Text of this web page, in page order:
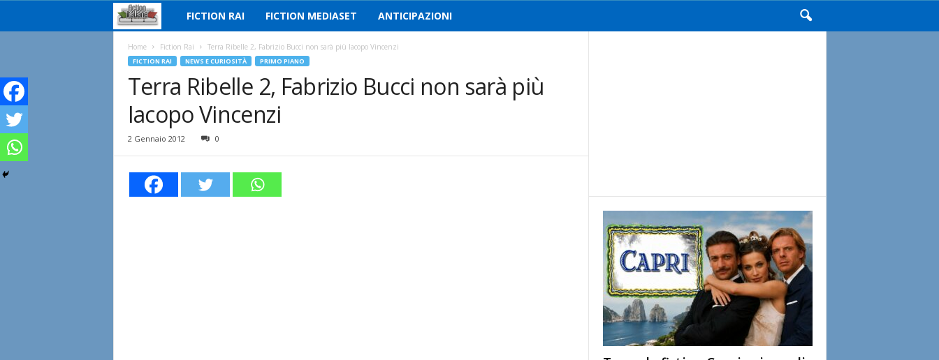
i
i
n
FICTION RAI FICTION MEDIASET ANTICIPAZIONI
Home Fiction Rai Terra Ribelle 2, Fabrizio Bucci non sarà più Iacopo Vincenzi
FICTION RAI NEWS E CURIOSITÀ PRIMO PIANO
Terra Ribelle 2, Fabrizio Bucci non sarà più
Iacopo Vincenzi
2 Gennaio 2012 0